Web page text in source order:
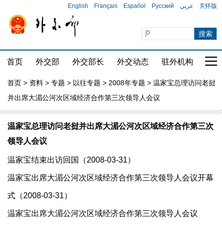
English Français Español Русский عربي 关怀版
首页 外交部 外交部长 外交动态 驻外机构 国
首页 > 资料 > 专题 > 以往专题 > 2008年专题 > 温家宝总理访问老挝
并出席大湄公河次区域经济合作第三次领导人会议
温家宝总理访问老挝并出席大湄公河次区域经济合作第三次
领导人会议
温家宝结束出访回国（2008-03-31）
温家宝出席大湄公河次区域经济合作第三次领导人会议开幕
式（2008-03-31）
温家宝出席大湄公河次区域经济合作第三次领导人会议